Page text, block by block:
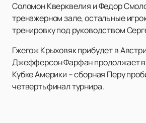
Соломон Кверквелия и Федор
тренажерном зале, остальные
тренировку под руководством
Гжегож Крыховяк прибудет в
Джефферсон Фарфан продолжает
Кубке Америки – сборная Перу
четвертьфинал турнира.